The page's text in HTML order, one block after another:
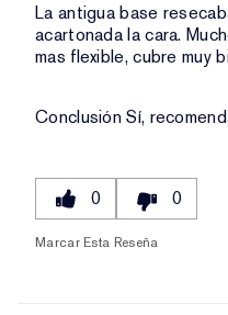
La antigua base
acartonada la cara.
mas flexible, cubre muy
ConclusiónSí,
0 0
Marcar Esta Reseña